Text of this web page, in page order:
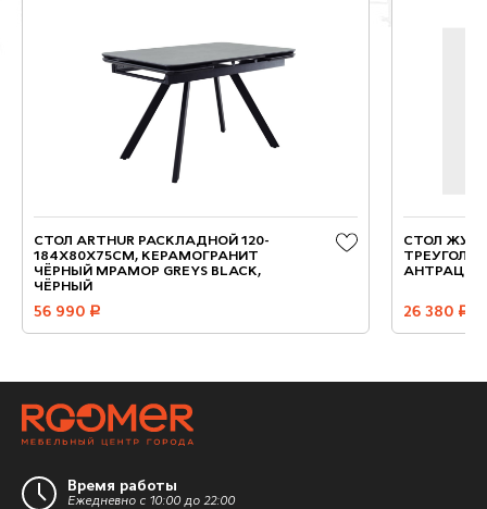
СТОЛ ARTHUR РАСКЛАДНОЙ 120-
184X80X75СМ, КЕРАМОГРАНИТ
ЧЁРНЫЙ МРАМОР GREYS BLACK,
ЧЁРНЫЙ
56 990 руб.
СТОЛ
АНТРАЦИТ
26 380 руб.
Время работы
Ежедневно с 10:00 до 22:00